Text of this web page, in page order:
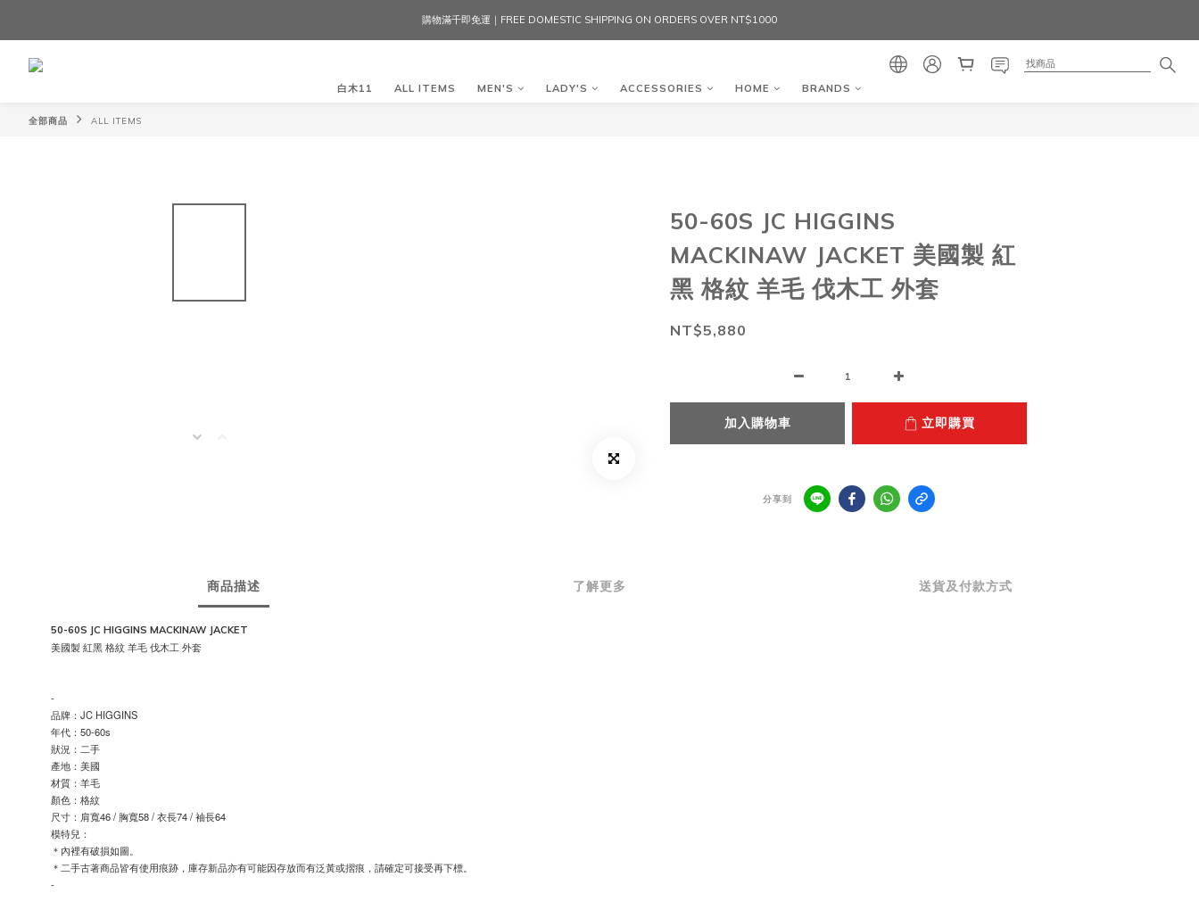
購物滿千即免運｜FREE DOMESTIC SHIPPING ON ORDERS OVER NT$1000
白木11 ALL ITEMS MEN'S LADY'S ACCESSORIES HOME BRANDS
全部商品 ALL ITEMS
50-60S JC HIGGINS
MACKINAW JACKET 美國製 紅
黑 格紋 羊毛 伐木工 外套
NT$5,880
加入購物車 立即購買
分享到
商品描述 了解更多 送貨及付款方式
50-60S JC HIGGINS MACKINAW JACKET
美國製 紅黑 格紋 羊毛 伐木工 外套
-
品牌：JC HIGGINS
年代：50-60s
狀況：二手
產地：美國
材質：羊毛
顏色：格紋
尺寸：肩寬46 / 胸寬58 / 衣長74 / 袖長64
模特兒：
＊內裡有破損如圖。
＊二手古著商品皆有使用痕跡，庫存新品亦有可能因存放而有泛黃或摺痕，請確定可接受再下標。
-